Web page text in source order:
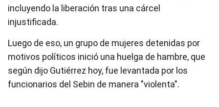
incluyendo la liberación tras una cárcel
injustificada.
Luego de eso, un grupo de mujeres detenidas por
motivos políticos inició una huelga de hambre, que
según dijo Gutiérrez hoy, fue levantada por los
funcionarios del Sebin de manera "violenta".